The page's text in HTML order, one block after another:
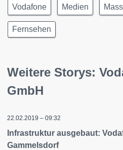
Vodafone Medien
Fernsehen
Weitere Storys:
GmbH
22.02.2019 – 09:32
Infrastruktur ausgebaut:
Gammelsdorf